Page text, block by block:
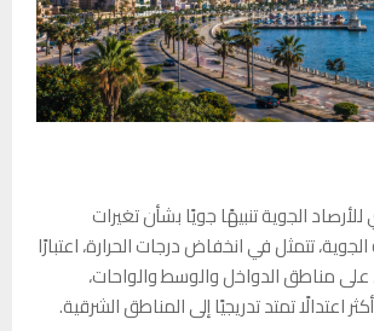
الجوية تنبيهًا جويًا بشأن تغيرات
تتمثل في انخفاض درجات الحرارة، اعتبارًا
مناطق الدواخل والوسط والواحات،
اعتدالًا تمتد تدريجيًا إلى المناطق الشرقية.